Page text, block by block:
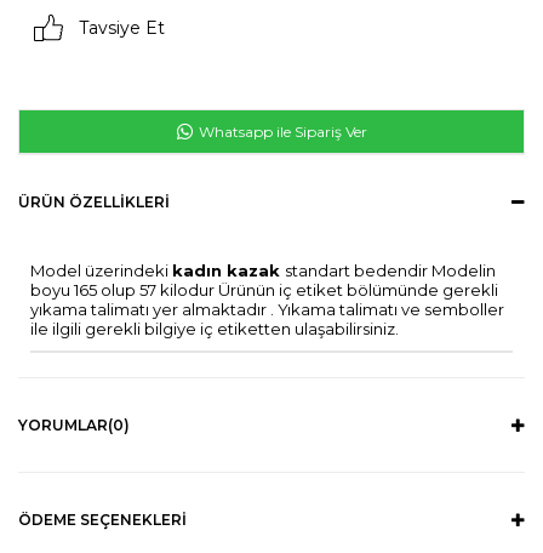
Tavsiye Et
Whatsapp ile Sipariş Ver
ÜRÜN ÖZELLIKLERI
Model üzerindeki kadın kazak standart bedendir Modelin
boyu 165 olup 57 kilodur Ürünün iç etiket bölümünde gerekli
yıkama talimatı yer almaktadır . Yıkama talimatı ve semboller
ile ilgili gerekli bilgiye iç etiketten ulaşabilirsiniz.
YORUMLAR(0)
ÖDEME SEÇENEKLERI